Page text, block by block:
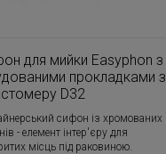
для мийки Easyphon з
прокладками з
D32
сифон із хромованих
- елемент інтер'єру для
місць під раковиною.